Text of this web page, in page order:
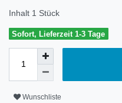
Inhalt 1 Stück
Sofort, Lieferzeit 1-3 Tage
Wunschliste